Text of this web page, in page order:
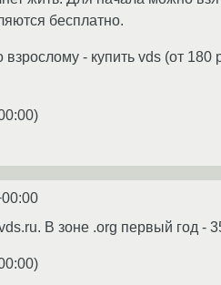
бесплатно.
- купить vds (от
)
В зоне .org первый год -
)